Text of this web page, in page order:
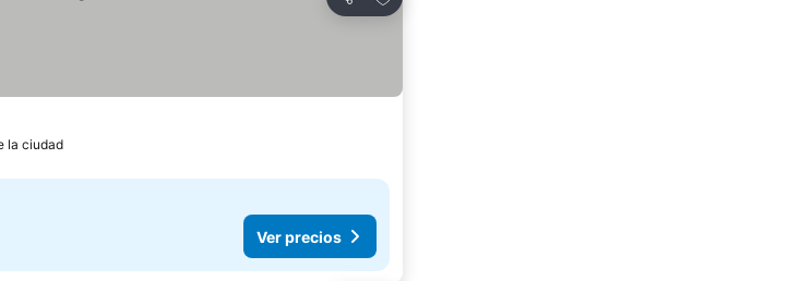
Compartir
la ciudad
Ver precios